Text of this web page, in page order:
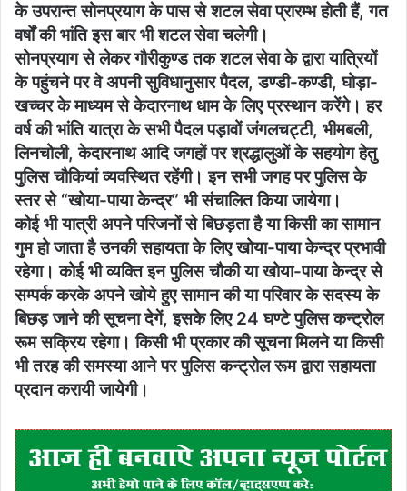
के उपरान्त सोनप्रयाग के पास से शटल सेवा प्रारम्भ होती हैं, गत
वर्षों की भांति इस बार भी शटल सेवा चलेगी।
सोनप्रयाग से लेकर गौरीकुण्ड तक शटल सेवा के द्वारा यात्रियों
के पहुंचने पर वे अपनी सुविधानुसार पैदल, डण्डी-कण्डी, घोड़ा-
खच्चर के माध्यम से केदारनाथ धाम के लिए प्रस्थान करेंगे। हर
वर्ष की भांति यात्रा के सभी पैदल पड़ावों जंगलचट्टी, भीमबली,
लिनचोली, केदारनाथ आदि जगहों पर श्रद्धालुओं के सहयोग हेतु
पुलिस चौकियां व्यवस्थित रहेंगी। इन सभी जगह पर पुलिस के
स्तर से “खोया-पाया केन्द्र” भी संचालित किया जायेगा।
कोई भी यात्री अपने परिजनों से बिछड़ता है या किसी का सामान
गुम हो जाता है उनकी सहायता के लिए खोया-पाया केन्द्र प्रभावी
रहेगा। कोई भी व्यक्ति इन पुलिस चौकी या खोया-पाया केन्द्र से
सम्पर्क करके अपने खोये हुए सामान की या परिवार के सदस्य के
बिछड़ जाने की सूचना देगें, इसके लिए 24 घण्टे पुलिस कन्ट्रोल
रूम सक्रिय रहेगा। किसी भी प्रकार की सूचना मिलने या किसी
भी तरह की समस्या आने पर पुलिस कन्ट्रोल रूम द्वारा सहायता
प्रदान करायी जायेगी।